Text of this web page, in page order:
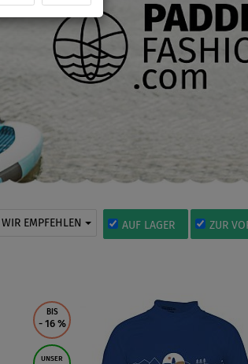
WIR EMPFEHLEN AUF LAGER ZUR
BIS
- 16 %
UNSER